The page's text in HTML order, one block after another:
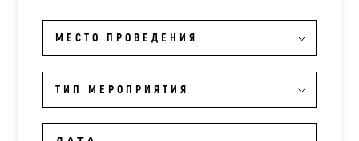
МЕСТО ПРОВЕДЕНИЯ
ТИП МЕРОПРИЯТИЯ